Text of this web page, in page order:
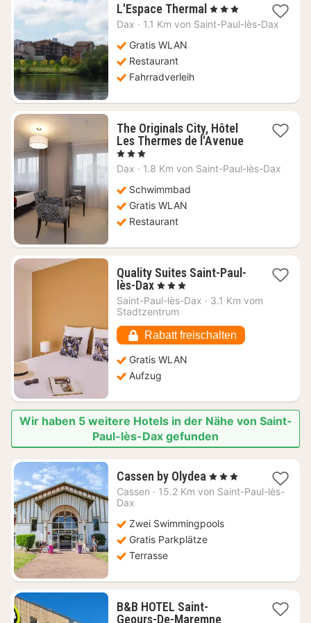
L'Espace Thermal 1
Nacht
, 3 Sterne
Dax · 1.1 Km von Saint-Paul-lès-Dax
Gratis WLAN
Restaurant
Fahrradverleih
The Originals City, Hôtel
Les Thermes de l'Avenue1
ab
, 3 Sterne
Dax · 1.8 Km von Saint-Paul-lès-Dax
Schwimmbad
Gratis WLAN
Restaurant
Quality Suites Saint-Paul-
lès-Dax1
Nacht
ab
€
, 3 Sterne
Saint-Paul-lès-Dax · 3.1 Km vom
Stadtzentrum
Rabatt freischalten
Gratis WLAN
Aufzug
Wir haben 5 weitere Hotels in der Nähe von Saint-
Paul-lès-Dax gefunden
Cassen by Olydea 1
Nacht
€
, 3 Sterne
Cassen · 15.2 Km von Saint-Paul-lès-
Dax
Zwei Swimmingpools
Gratis Parkplätze
Terrasse
B&B HOTEL Saint-
Geours-De-Maremne